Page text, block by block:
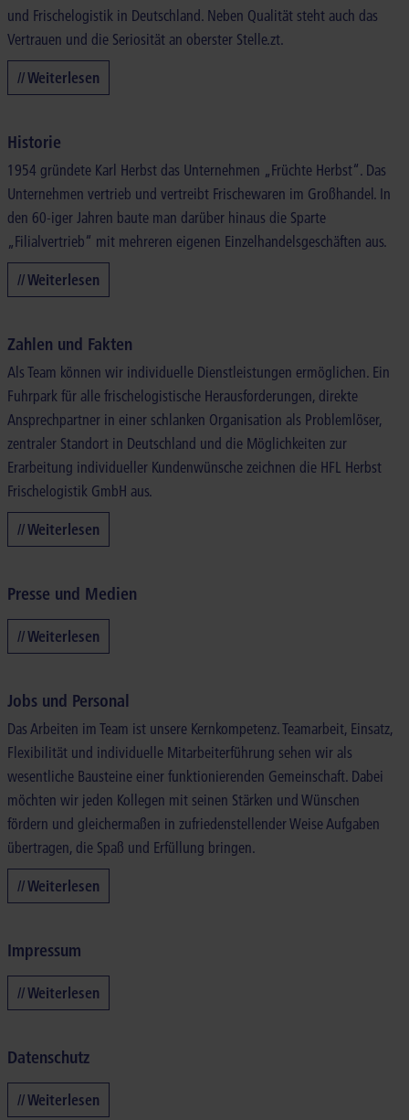
und Frischelogistik in Deutschland. Neben Qualität steht auch das
Vertrauen und die Seriosität an oberster Stelle.zt.
// Weiterlesen
Historie
1954 gründete Karl Herbst das Unternehmen „Früchte Herbst“. Das
Unternehmen vertrieb und vertreibt Frischewaren im Großhandel. In
den 60-iger Jahren baute man darüber hinaus die Sparte
„Filialvertrieb“ mit mehreren eigenen Einzelhandelsgeschäften aus.
// Weiterlesen
Zahlen und Fakten
Als Team können wir individuelle Dienstleistungen ermöglichen. Ein
Fuhrpark für alle frischelogistische Herausforderungen, direkte
Ansprechpartner in einer schlanken Organisation als Problemlöser,
zentraler Standort in Deutschland und die Möglichkeiten zur
Erarbeitung individueller Kundenwünsche zeichnen die HFL Herbst
Frischelogistik GmbH aus.
// Weiterlesen
Presse und Medien
// Weiterlesen
Jobs und Personal
Das Arbeiten im Team ist unsere Kernkompetenz. Teamarbeit, Einsatz,
Flexibilität und individuelle Mitarbeiterführung sehen wir als
wesentliche Bausteine einer funktionierenden Gemeinschaft. Dabei
möchten wir jeden Kollegen mit seinen Stärken und Wünschen
fördern und gleichermaßen in zufriedenstellender Weise Aufgaben
übertragen, die Spaß und Erfüllung bringen.
// Weiterlesen
Impressum
// Weiterlesen
Datenschutz
// Weiterlesen